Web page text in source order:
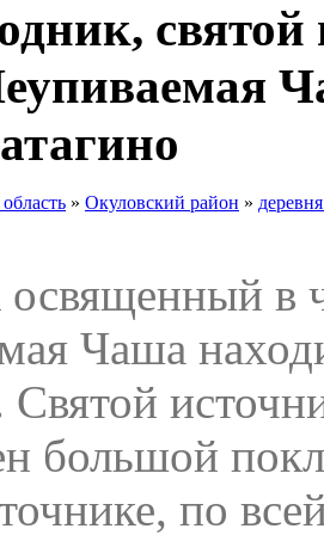
» Окуловский район »
в
Чаша
Святой
большой
по